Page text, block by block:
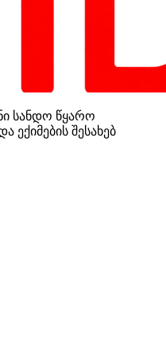
სანდო წყარო
ექიმების შესახებ